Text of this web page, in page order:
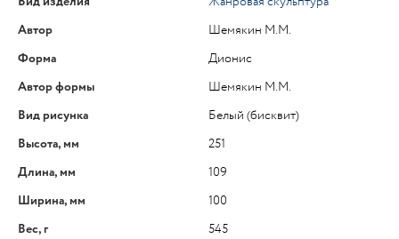
Автор
Шемякин М.М.
Форма
Дионис
Автор формы
Шемякин М.М.
Вид рисунка
Белый (бисквит)
Высота, мм
251
Длина, мм
109
Ширина, мм
100
Вес, г
545